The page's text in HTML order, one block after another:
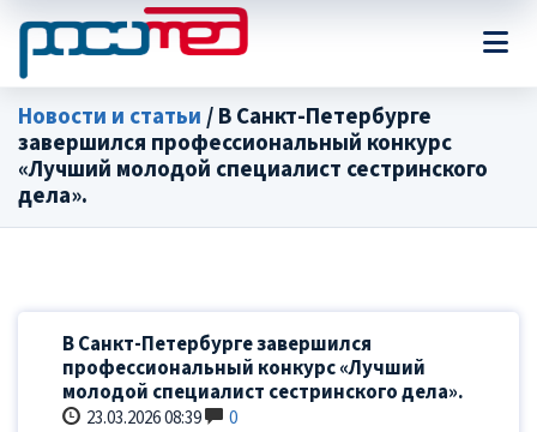
Новости и статьи/ В Санкт-Петербурге
завершился профессиональный конкурс
«Лучший молодой специалист сестринского
дела».
В Санкт-Петербурге завершился
профессиональный конкурс «Лучший
молодой специалист сестринского дела».
23.03.2026 08:39 0